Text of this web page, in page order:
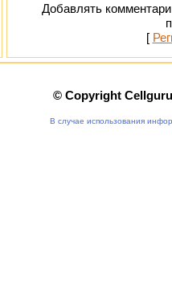
Добавлять
[
© Copyright
В случае использования